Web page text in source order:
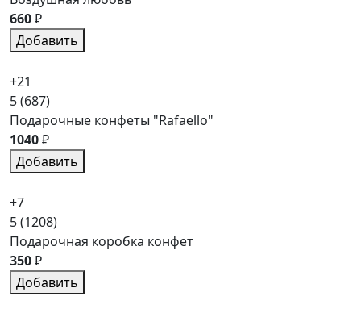
660₽
Добавить
+21
5(687)
Подарочные конфеты "Rafaello"
1040₽
Добавить
+7
5(1208)
Подарочная коробка конфет
350₽
Добавить